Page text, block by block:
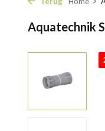
Aquatechnik